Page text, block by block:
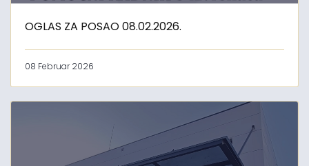
OGLAS ZA POSAO 08.02.2026.
08 Februar 2026